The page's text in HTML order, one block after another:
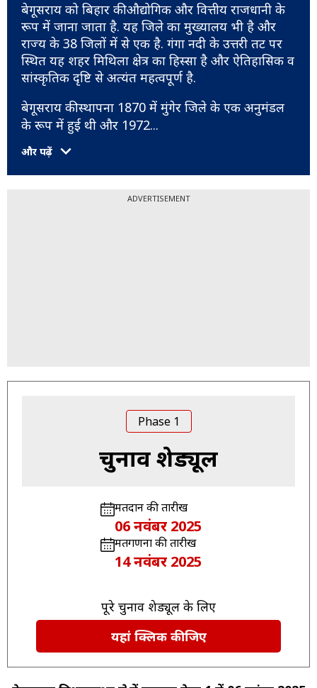
बेगूसराय को बिहार की औद्योगिक और वित्तीय राजधानी के
रूप में जाना जाता है. यह जिले का मुख्यालय भी है और
राज्य के 38 जिलों में से एक है. गंगा नदी के उत्तरी तट पर
स्थित यह शहर मिथिला क्षेत्र का हिस्सा है और ऐतिहासिक व
सांस्कृतिक दृष्टि से अत्यंत महत्वपूर्ण है.
बेगूसराय की स्थापना 1870 में मुंगेर जिले के एक अनुमंडल
के रूप में हुई थी और 1972...
और पढ़ें
ADVERTISEMENT
Phase 1
चुनाव शेड्यूल
मतदान की तारीख
06 नवंबर 2025
मतगणना की तारीख
14 नवंबर 2025
पूरे चुनाव शेड्यूल के लिए
यहां क्लिक कीजिए